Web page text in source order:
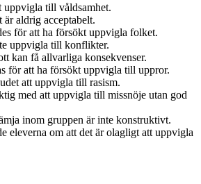
uppvigla till våldsamhet.
aldrig acceptabelt.
för att ha försökt uppvigla folket.
uppvigla till konflikter.
kan få allvarliga konsekvenser.
för att ha försökt uppvigla till uppror.
att uppvigla till rasism.
med att uppvigla till missnöje utan god
inom gruppen är inte konstruktivt.
eleverna om att det är olagligt att uppvigla